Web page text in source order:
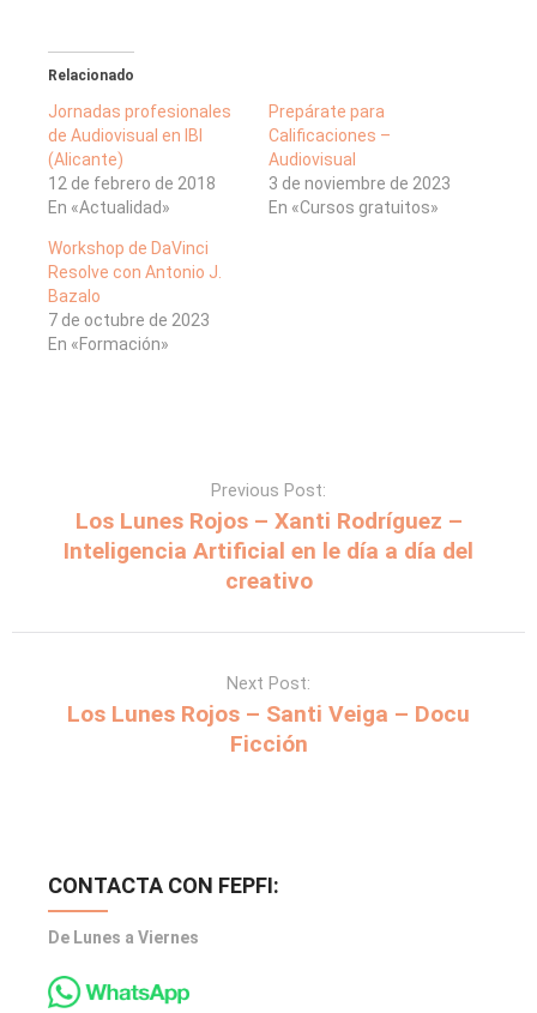
Relacionado
Jornadas profesionales
de Audiovisual en IBI
(Alicante)
12 de febrero de 2018
En «Actualidad»
Prepárate para
Calificaciones –
Audiovisual
3 de noviembre de 2023
En «Cursos gratuitos»
Workshop de DaVinci
Resolve con Antonio J.
Bazalo
7 de octubre de 2023
En «Formación»
Previous Post:
Los Lunes Rojos – Xanti Rodríguez –
Inteligencia Artificial en le día a día del
creativo
Next Post:
Los Lunes Rojos – Santi Veiga – Docu
Ficción
CONTACTA CON FEPFI:
De Lunes a Viernes